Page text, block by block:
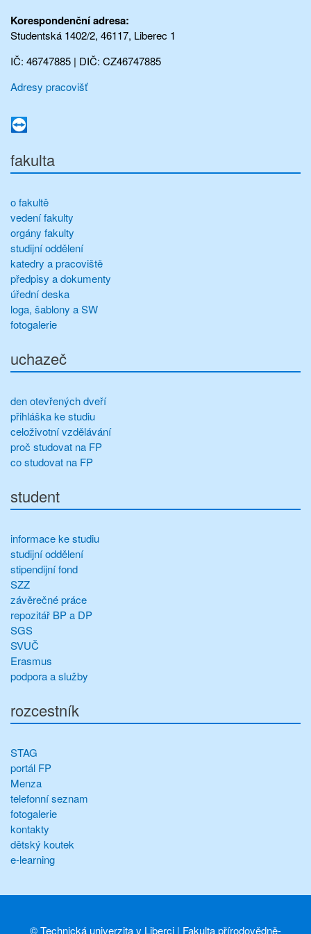
Korespondenční adresa:
Studentská 1402/2, 46117, Liberec 1
IČ: 46747885 | DIČ: CZ46747885
Adresy pracovišť
fakulta
o fakultě
vedení fakulty
orgány fakulty
studijní oddělení
katedry a pracoviště
předpisy a dokumenty
úřední deska
loga, šablony a SW
fotogalerie
uchazeč
den otevřených dveří
přihláška ke studiu
celoživotní vzdělávání
proč studovat na FP
co studovat na FP
student
informace ke studiu
studijní oddělení
stipendijní fond
SZZ
závěrečné práce
repozitář BP a DP
SGS
SVUČ
Erasmus
podpora a služby
rozcestník
STAG
portál FP
Menza
telefonní seznam
fotogalerie
kontakty
dětský koutek
e-learning
©Technická univerzita v Liberci | Fakulta přírodovědně-